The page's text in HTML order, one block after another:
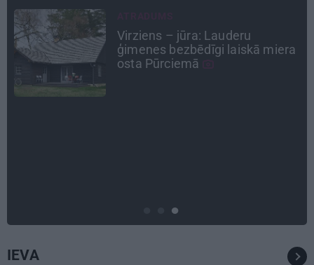
Draudzeņu ceļojums bez
drāmām: noderīgi padomi
plānošanai un 16 galamērķu
IEVA